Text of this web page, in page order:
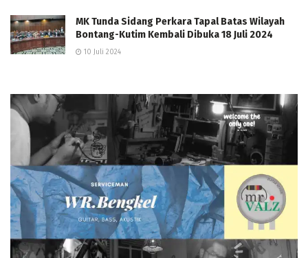
MK Tunda Sidang Perkara Tapal Batas Wilayah
Bontang-Kutim Kembali Dibuka 18 Juli 2024
10 Juli 2024